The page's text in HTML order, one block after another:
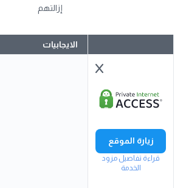
إزالتهم
زيارة الموقع
قراءة تفاصيل مزود
الخدمة
الايجابيات